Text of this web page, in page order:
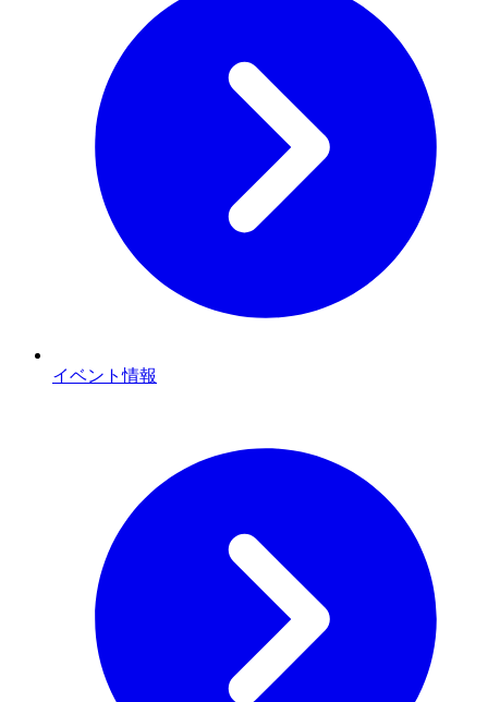
イベント情報